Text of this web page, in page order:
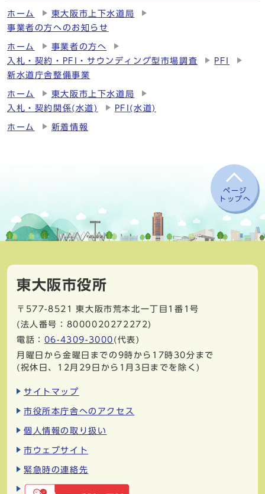
ホーム
東大阪市上下水道局
事業者の方へのお知らせ
ホーム
事業者の方へ
入札・契約・PFI・サウンディング型市場調査
PFI
新水道庁舎整備事業
ホーム
東大阪市上下水道局
入札・契約関係(水道)
PFI(水道)
ホーム 新着情報
ページ
トップへ
東大阪市役所
〒577-8521
東大阪市荒本北一丁目1番1号
(法人番号：8000020272272)
電話： 06-4309-3000 (代表)
月曜日から金曜日までの9時から17時30分まで
(祝休日、12月29日から1月3日までを除く)
サイトマップ
市役所本庁舎へのアクセス
個人情報の取り扱い
市ウェブサイト
緊急時の連絡先